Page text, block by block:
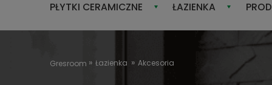
PŁYTKI CERAMICZNE ŁAZIENKA
Gresroom Łazienka Akcesoria